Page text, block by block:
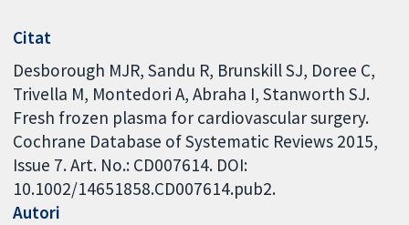
Citat
Desborough MJR, Sandu R, Brunskill SJ, Doree C,
Trivella M, Montedori A, Abraha I, Stanworth SJ.
Fresh frozen plasma for cardiovascular surgery.
Cochrane Database of Systematic Reviews 2015,
Issue 7. Art. No.: CD007614. DOI:
10.1002/14651858.CD007614.pub2.
Autori